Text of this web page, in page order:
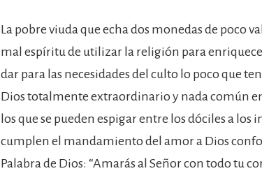
La pobre viuda que echa dos monedas de poco
mal espíritu de utilizar la religión para
dar para las necesidades del culto lo poco que
Dios totalmente extraordinario y nada común
los que se pueden espigar entre los dóciles a los
cumplen el mandamiento del amor a Dios
Palabra de Dios: “Amarás al Señor con todo tu